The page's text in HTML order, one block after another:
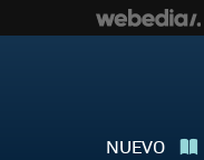
NUEVO